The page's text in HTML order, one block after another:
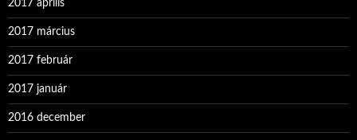
2017 április
2017 március
2017 február
2017 január
2016 december